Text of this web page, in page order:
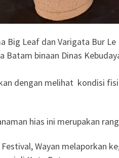
Big Leaf dan Varigata Bur
Batam binaan Dinas
dengan melihat kondisi
hias ini merupakan
Wayan melaporkan